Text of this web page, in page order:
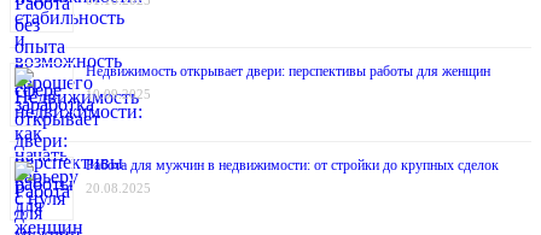
Недвижимость открывает двери: перспективы работы для женщин
10.09.2025
Работа для мужчин в недвижимости: от стройки до крупных сделок
20.08.2025